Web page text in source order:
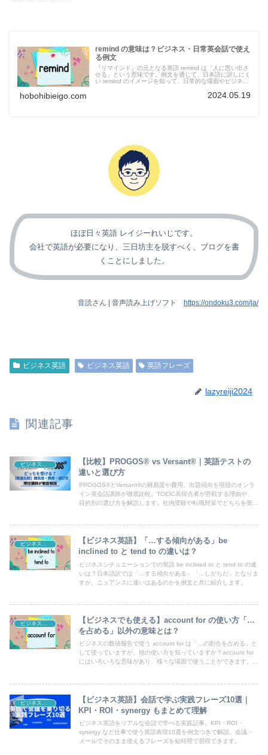
remind の意味は？ビジネス・日常英会話で使え
る例文
『リマインド』の元となる英語 remind は「人に思い出さ
せる」という意味です。例文を通じて、日本語に訳しにく
い remind のイメージを知って、日常的な場面やビジネス
hobohibieigo.com 2024.05.19
ほぼ日々英語 レイジーれいじです。
会社で英語が必要になり、三日坊主を脱すべく、ブログを書
くことにしました。
音読さん | 音声読み上げソフト https://ondoku3.com/ja/
ビジネス英語 ビジネス英語 英語フレーズ
lazyreiji2024
関連記事
【比較】PROGOS® vs Versant®｜英語テストの
違いと選び方
PROGOS®とVersant®の難易度や費用、出題傾向を現役のオンラ
イン英会話講師が徹底比較。TOEIC高得点者が苦戦する理由や、
目的別の選び方を解説します。社内受験や転職対策でどちらを受け
【ビジネス英語】「…する傾向がある」be
inclined to と tend to の違いは？
ビジネスシチュエーションでの英語 be inclined to と tend to の違
いは？日本語訳では「…する傾向がある」「…しがちだ」となりま
すが、ニュアンスに違いはあるのかを例文と共に紹介します。
【ビジネスでも使える】account for の使い方「…
を占める」以外の意味とは？
ビジネスの数値報告で使う account for は「…の割合を占める」と
して使っていますが、他の使い方を知っていますか？account for
にはいろいろな意味があり、様々な場面で使うことができます。例
【ビジネス英語】会話で学ぶ実践フレーズ10選｜
KPI・ROI・synergy もまとめて理解
ビジネス英語をリアルな会話で学べる実践記事。KPI・ROI・
synergy など仕事で使う英語表現10選を例文つきで解説。会議・
メールでそのまま使えるフレーズを短時間で習得できます。